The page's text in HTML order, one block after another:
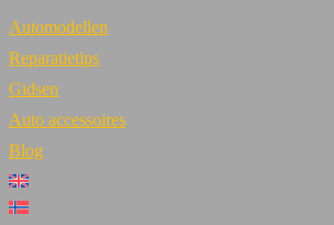
Automodellen
Reparatietips
Gidsen
Auto accessoires
Blog